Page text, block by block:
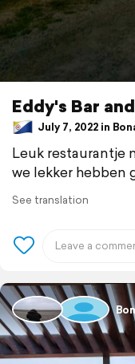
Eddy's Bar
July 7, 2022 in
Leuk restaurantje
we lekker hebben
See translation